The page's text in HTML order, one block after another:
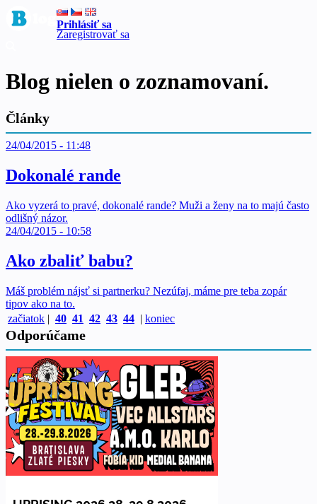
Prihlásiť sa
Zaregistrovať sa
Blog nielen o zoznamovaní.
Články
24/04/2015 - 11:48
Dokonalé rande
Ako vyzerá to pravé, dokonalé rande? Muži a ženy na to majú často
odlišný názor.
24/04/2015 - 10:58
Ako zbaliť babu?
Máš problém nájsť si partnerku? Nezúfaj, máme pre teba zopár
tipov ako na to.
začiatok | 40 41 42 43 44 | koniec
Odporúčame